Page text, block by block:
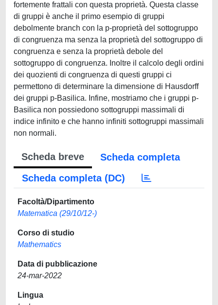
fortemente frattali con questa proprietà. Questa classe
di gruppi è anche il primo esempio di gruppi
debolmente branch con la p-proprietà del sottogruppo
di congruenza ma senza la proprietà del sottogruppo di
congruenza e senza la proprietà debole del
sottogruppo di congruenza. Inoltre il calcolo degli ordini
dei quozienti di congruenza di questi gruppi ci
permettono di determinare la dimensione di Hausdorff
dei gruppi p-Basilica. Infine, mostriamo che i gruppi p-
Basilica non possiedono sottogruppi massimali di
indice infinito e che hanno infiniti sottogruppi massimali
non normali.
Scheda breve
Scheda completa
Scheda completa (DC)
Facoltà/Dipartimento
Matematica (29/10/12-)
Corso di studio
Mathematics
Data di pubblicazione
24-mar-2022
Lingua